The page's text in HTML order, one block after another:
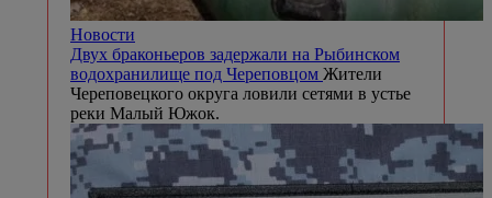
Новости
Двух браконьеров задержали на Рыбинском
водохранилище под Череповцом Жители
Череповецкого округа ловили сетями в устье
реки Малый Южок.